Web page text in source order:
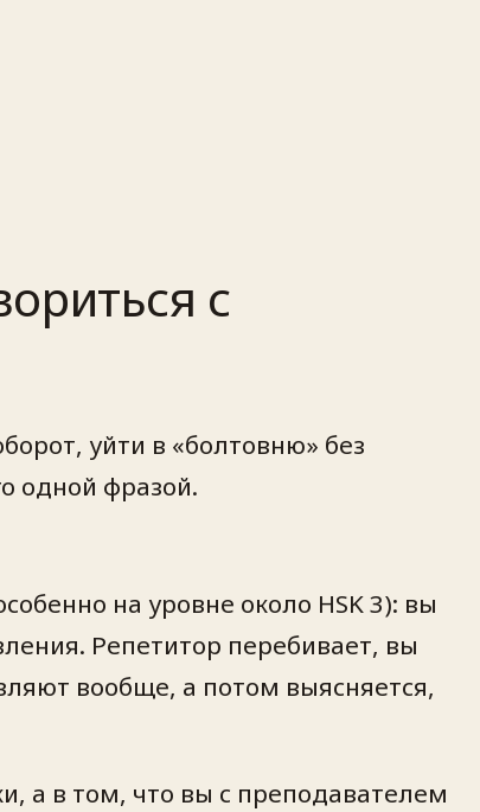
с
уйти в «болтовню» без
одной фразой.
на уровне около HSK 3): вы
Репетитор перебивает, вы
вообще, а потом выясняется,
а в том, что вы с преподавателем